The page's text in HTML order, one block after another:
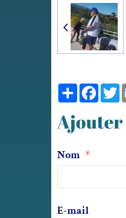
Partager
Ajouter
Nom
E-mail